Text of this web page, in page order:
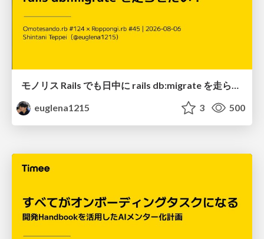
モノリス Rails でも日中に rails db:migrate を走らせたい！ / Daytime rails db:migrate on Monolithic Rails!
euglena1215
3 500